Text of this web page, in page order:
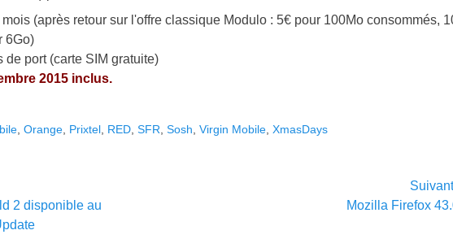
(après retour sur l'offre classique Modulo : 5€ pour 100Mo consommés,
6Go)
de port (carte SIM gratuite)
2015 inclus.
Orange Prixtel RED SFR Sosh Virgin Mobile XmasDays
2 disponible au
Mozilla Firefox